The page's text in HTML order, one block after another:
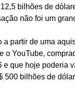
bilhões de
não foi um
a partir de uma
o YouTube,
e que hoje poderia
500 bilhões de